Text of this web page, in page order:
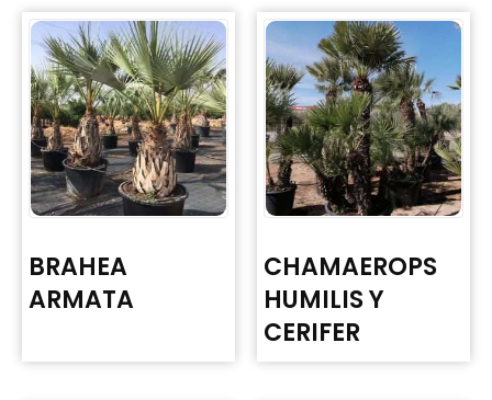
BRAHEA
ARMATA
CHAMAEROPS
HUMILIS Y
CERIFER